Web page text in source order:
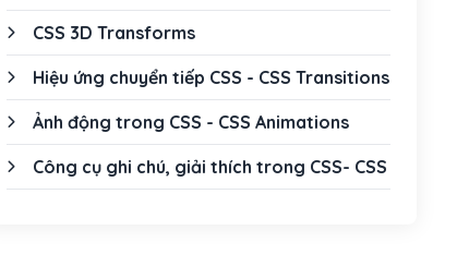
CSS 3D Transforms
Hiệu ứng chuyển tiếp CSS - CSS Transitions
Ảnh động trong CSS - CSS Animations
Công cụ ghi chú, giải thích trong CSS- CSS Tooltip